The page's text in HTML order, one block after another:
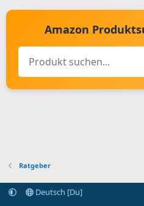
Amazon
Ratgeber
Deutsch [Du]